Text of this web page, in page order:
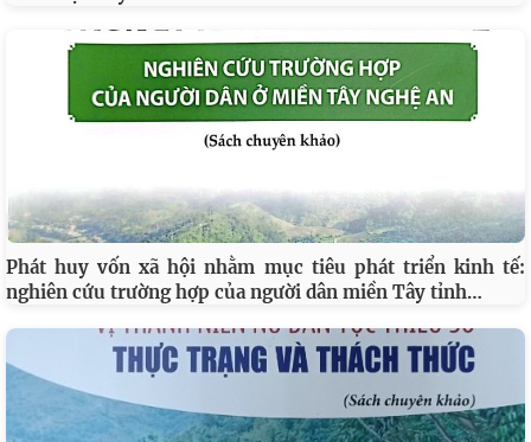
Phát huy vốn xã hội nhằm mục tiêu phát triển kinh tế:
nghiên cứu trường hợp của người dân miền Tây tỉnh…